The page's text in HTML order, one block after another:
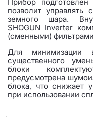
Прибор
позволит управлять
земного шара.
SHOGUN Inverter
(сменными)
Для минимизации
существенного
блоки
предусмотрена
блока, что снижает
при использовании